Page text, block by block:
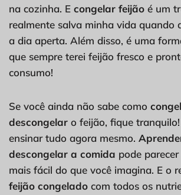
na cozinha. E congelar feijão é um
realmente salva minha vida quando
a dia aperta. Além disso, é uma
que sempre terei feijão fresco e
consumo!
Se você ainda não sabe como
descongelar o feijão, fique
ensinar tudo agora mesmo.
descongelar a comida pode
mais fácil do que você imagina. E o
feijão congelado com todos os